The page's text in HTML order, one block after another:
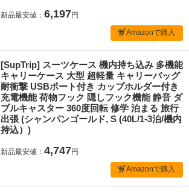
新品最安値： 6,197円
Amazonで購入
[SupTrip] スーツケース 機内持ち込み 多機能
キャリーケース 大型 超軽量 キャリーバッグ
耐衝撃 USBポート付き カップホルダー付き
充電機能 荷物フック 隠しフック機能 静音 ダ
ブルキャスター 360度回転 修学 泊まる 旅行
出張 (シャンパンゴールド, S (40L/1-3泊/機内
持込）)
新品最安値： 4,747円
Amazonで購入